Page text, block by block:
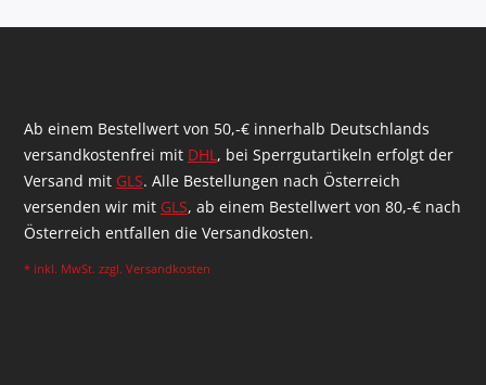
Ab einem Bestellwert von 50,-€ innerhalb Deutschlands
versandkostenfrei mit DHL, bei Sperrgutartikeln erfolgt der
Versand mit GLS. Alle Bestellungen nach Österreich
versenden wir mit GLS, ab einem Bestellwert von 80,-€ nach
Österreich entfallen die Versandkosten.
* inkl. MwSt. zzgl. Versandkosten